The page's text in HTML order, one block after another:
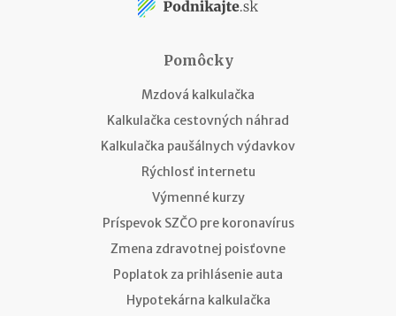
Pomôcky
Mzdová kalkulačka
Kalkulačka cestovných náhrad
Kalkulačka paušálnych výdavkov
Rýchlosť internetu
Výmenné kurzy
Príspevok SZČO pre koronavírus
Zmena zdravotnej poisťovne
Poplatok za prihlásenie auta
Hypotekárna kalkulačka